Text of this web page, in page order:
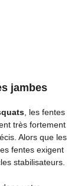
jambes
, les fentes
très fortement
Alors que les
fentes exigent
stabilisateurs.